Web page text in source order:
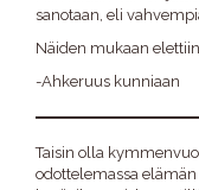
sanotaan, eli
Näiden mukaan
-Ahkeruus kunniaan
Taisin olla
odottelemassa